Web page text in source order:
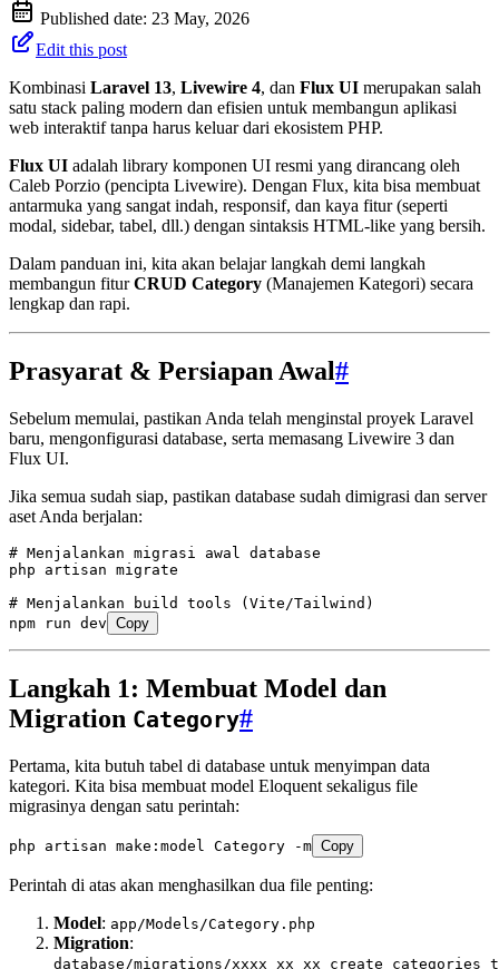
Published date: 23 May, 2026
Edit this post
Kombinasi Laravel 13, Livewire 4, dan Flux UI merupakan salah
satu stack paling modern dan efisien untuk membangun aplikasi
web interaktif tanpa harus keluar dari ekosistem PHP.
Flux UI adalah library komponen UI resmi yang dirancang oleh
Caleb Porzio (pencipta Livewire). Dengan Flux, kita bisa membuat
antarmuka yang sangat indah, responsif, dan kaya fitur (seperti
modal, sidebar, tabel, dll.) dengan sintaksis HTML-like yang bersih.
Dalam panduan ini, kita akan belajar langkah demi langkah
membangun fiturCRUD Category (Manajemen Kategori) secara
lengkap dan rapi.
Prasyarat & Persiapan Awal#
Sebelum memulai, pastikan Anda telah menginstal proyek Laravel
baru, mengonfigurasi database, serta memasang Livewire 3 dan
Flux UI.
Jika semua sudah siap, pastikan database sudah dimigrasi dan server
aset Anda berjalan:
# Menjalankan migrasi awal database
php artisan migrate
# Menjalankan build tools (Vite/Tailwind)
npm run dev Copy
Langkah 1: Membuat Model dan
Migration Category#
Pertama, kita butuh tabel di database untuk menyimpan data
kategori. Kita bisa membuat model Eloquent sekaligus file
migrasinya dengan satu perintah:
php artisan make:model Category -m Copy
Perintah di atas akan menghasilkan dua file penting:
Model: app/Models/Category.php
Migration:
database/migrations/